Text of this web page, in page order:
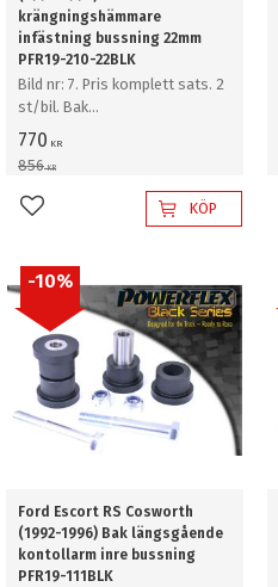
krängningshämmare
infästning bussning 22mm
PFR19-210-22BLK
Bild nr: 7. Pris komplett sats. 2
st/bil. Bak
krängningshämmare
infästning bussning 22mm
770 KR
856KR
Lägg till i favoriterKÖP
Ford Escort RS Cosworth
(1992-1996) Bak längsgående
kontollarm inre bussning
PFR19-111BLK
10%